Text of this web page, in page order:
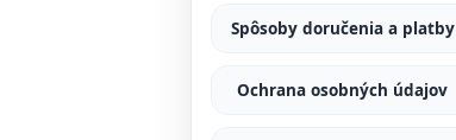
Spôsoby doručenia a platby
Ochrana osobných údajov